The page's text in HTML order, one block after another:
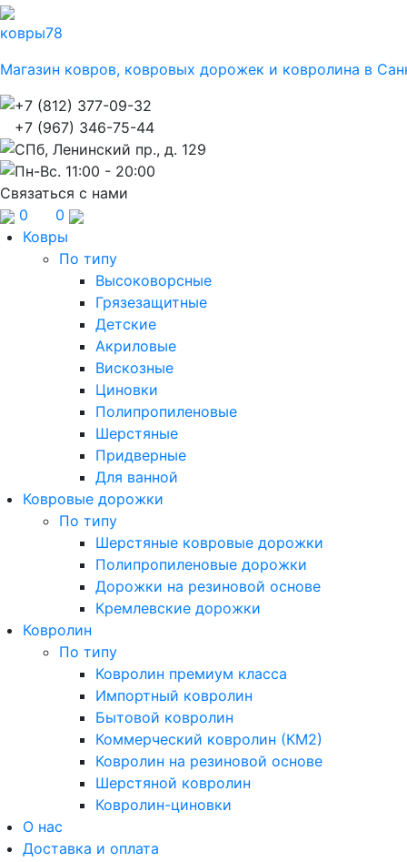
ковры78
Магазин ковров, ковровых дорожек и ковролина в
+7 (812) 377-09-32
+7 (967) 346-75-44
СПб, Ленинский пр., д. 129
Пн-Вс. 11:00 - 20:00
Связаться с нами
0
0
Ковры
По типу
Высоковорсные
Грязезащитные
Детские
Акриловые
Вискозные
Циновки
Полипропиленовые
Шерстяные
Придверные
Для ванной
Ковровые дорожки
По типу
Шерстяные ковровые дорожки
Полипропиленовые дорожки
Дорожки на резиновой основе
Кремлевские дорожки
Ковролин
По типу
Ковролин премиум класса
Импортный ковролин
Бытовой ковролин
Коммерческий ковролин (КМ2)
Ковролин на резиновой основе
Шерстяной ковролин
Ковролин-циновки
О нас
Доставка и оплата